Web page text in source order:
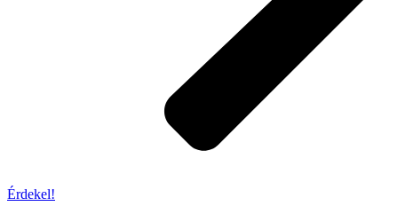
Érdekel!